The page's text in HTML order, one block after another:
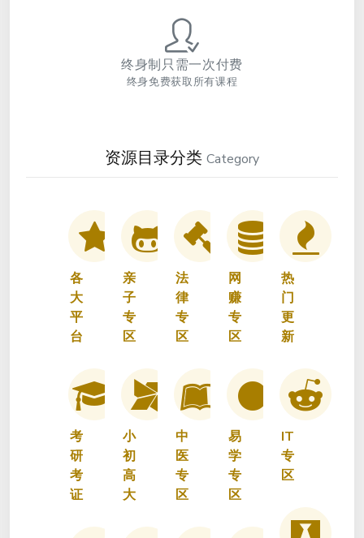
终身制只需一次付费
终身免费获取所有课程
资源目录分类 Category
各
大
平
台
考
研
考
证
亲
子
专
区
小
初
高
大
法
律
专
区
中
医
专
区
网
赚
专
区
易
学
专
区
热
门
更
新
IT
专
区